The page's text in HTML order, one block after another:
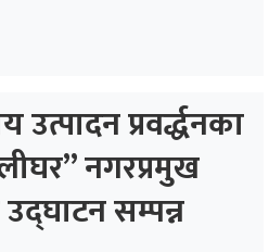
उत्पादन प्रवर्द्धनका
नगरप्रमुख
उद्घाटन सम्पन्न